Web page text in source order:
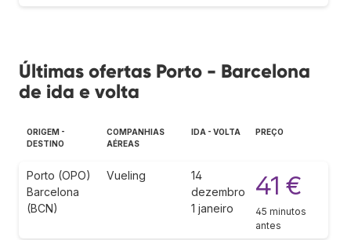
Últimas ofertas Porto - Barcelona
de ida e volta
ORIGEM -
DESTINO
COMPANHIAS
AÉREAS
IDA - VOLTA PREÇO
Porto (OPO)
Barcelona
(BCN)
Vueling
14
dezembro
1 janeiro
41 €
45 minutos
antes